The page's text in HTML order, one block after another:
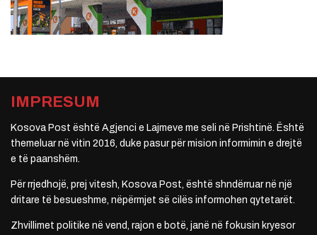
IMPRESUM
Kosova Post është Agjenci e Lajmeve me seli në Prishtinë. Është
themeluar në vitin 2016, duke pasur për mision informimin e drejtë
e të paanshëm.
Për rrjedhojë, prej vitesh, Kosova Post, është shndërruar në një
dritare të besueshme, nëpërmjet së cilës informohen qytetarët.
Zhvillimet politike në vend, rajon e botë, janë në fokusin kryesor